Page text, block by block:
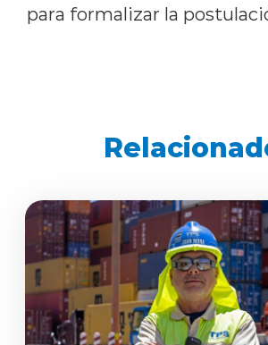
para formalizar la